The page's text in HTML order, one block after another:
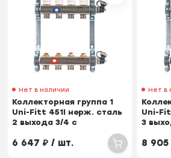
Нет в наличии
Коллекторная группа 1
Uni-Fitt 451I нерж. сталь
2 выхода 3/4 с
термостатическими
6 647₽ / шт.
Нет в
Uni-
3
8